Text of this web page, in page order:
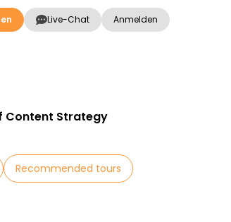
Live-Chat Anmelden
Content Strategy
Recommended tours